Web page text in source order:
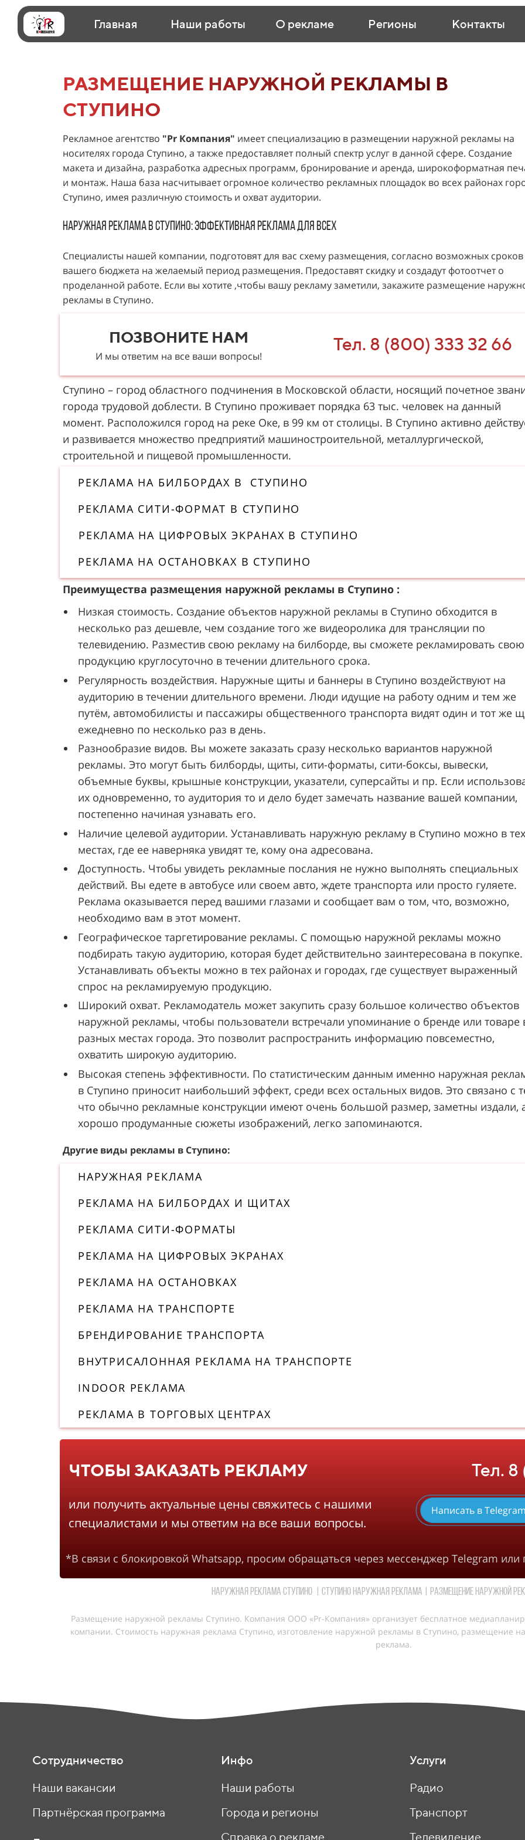
Главная Наши работы О рекламе Регионы Контакты
РАЗМЕЩЕНИЕ НАРУЖНОЙ РЕКЛАМЫ В
СТУПИНО
Рекламное агентство "Pr Компания" имеет специализацию в размещении наружной рекламы на
носителях города Ступино, а также предоставляет полный спектр услуг в данной сфере. Создание
макета и дизайна, разработка адресных программ, бронирование и аренда, широкоформатная
и монтаж. Наша база насчитывает огромное количество рекламных площадок во всех районах
Ступино, имея различную стоимость и охват аудитории.
Наружная реклама в Ступино: эффективная реклама для всех
Специалисты нашей компании, подготовят для вас схему размещения, согласно возможных
вашего бюджета на желаемый период размещения. Предоставят скидку и создадут фотоотчет о
проделанной работе. Если вы хотите ,чтобы вашу рекламу заметили, закажите размещение
рекламы в Ступино.
ПОЗВОНИТЕ НАМ
И мы ответим на все ваши вопросы!
Тел. 8 (800) 333 32 66
Ступино – город областного подчинения в Московской области, носящий почетное
города трудовой доблести. В Ступино проживает порядка 63 тыс. человек на данный
момент. Расположился город на реке Оке, в 99 км от столицы. В Ступино активно
и развивается множество предприятий машиностроительной, металлургической,
строительной и пищевой промышленности.
РЕКЛАМА НА БИЛБОРДАХ В СТУПИНО
РЕКЛАМА СИТИ-ФОРМАТ В СТУПИНО
РЕКЛАМА НА ЦИФРОВЫХ ЭКРАНАХ В СТУПИНО
РЕКЛАМА НА ОСТАНОВКАХ В СТУПИНО
Преимущества размещения наружной рекламы в Ступино :
Низкая стоимость. Создание объектов наружной рекламы в Ступино обходится в
несколько раз дешевле, чем создание того же видеоролика для трансляции по
телевидению. Разместив свою рекламу на билборде, вы сможете рекламировать свою
продукцию круглосуточно в течении длительного срока.
Регулярность воздействия. Наружные щиты и баннеры в Ступино воздействуют на
аудиторию в течении длительного времени. Люди идущие на работу одним и тем же
путём, автомобилисты и пассажиры общественного транспорта видят один и тот же
ежедневно по несколько раз в день.
Разнообразие видов. Вы можете заказать сразу несколько вариантов наружной
рекламы. Это могут быть билборды, щиты, сити-форматы, сити-боксы, вывески,
объемные буквы, крышные конструкции, указатели, суперсайты и пр. Если
их одновременно, то аудитория то и дело будет замечать название вашей компании,
постепенно начиная узнавать его.
Наличие целевой аудитории. Устанавливать наружную рекламу в Ступино можно в тех
местах, где ее наверняка увидят те, кому она адресована.
Доступность. Чтобы увидеть рекламные послания не нужно выполнять специальных
действий. Вы едете в автобусе или своем авто, ждете транспорта или просто гуляете.
Реклама оказывается перед вашими глазами и сообщает вам о том, что, возможно,
необходимо вам в этот момент.
Географическое таргетирование рекламы. С помощью наружной рекламы можно
подбирать такую аудиторию, которая будет действительно заинтересована в покупке.
Устанавливать объекты можно в тех районах и городах, где существует выраженный
спрос на рекламируемую продукцию.
Широкий охват. Рекламодатель может закупить сразу большое количество объектов
наружной рекламы, чтобы пользователи встречали упоминание о бренде или товаре
разных местах города. Это позволит распространить информацию повсеместно,
охватить широкую аудиторию.
Высокая степень эффективности. По статистическим данным именно наружная
в Ступино приносит наибольший эффект, среди всех остальных видов. Это связано с
что обычно рекламные конструкции имеют очень большой размер, заметны издали,
хорошо продуманные сюжеты изображений, легко запоминаются.
Другие виды рекламы в Ступино:
НАРУЖНАЯ РЕКЛАМА
РЕКЛАМА НА БИЛБОРДАХ И ЩИТАХ
РЕКЛАМА СИТИ-ФОРМАТЫ
РЕКЛАМА НА ЦИФРОВЫХ ЭКРАНАХ
РЕКЛАМА НА ОСТАНОВКАХ
РЕКЛАМА НА ТРАНСПОРТЕ
БРЕНДИРОВАНИЕ ТРАНСПОРТА
ВНУТРИСАЛОННАЯ РЕКЛАМА НА ТРАНСПОРТЕ
INDOOR РЕКЛАМА
РЕКЛАМА В ТОРГОВЫХ ЦЕНТРАХ
ЧТОБЫ ЗАКАЗАТЬ РЕКЛАМУ
или получить актуальные цены свяжитесь с нашими
специалистами и мы ответим на все ваши вопросы.
Тел.
Написать в
*В связи с блокировкой Whatsapp, просим обращаться через мессенджер Telegram или
Наружная реклама Ступино | Ступино Наружная реклама | Размещение наружной
Размещение наружной рекламы Ступино. Компания ООО «Pr-Компания» организует бесплатное
компании. Cтоимость наружная реклама Ступино, изготовление наружной рекламы в Ступино, размещение
реклама.
Сотрудничество
Наши вакансии
Партнёрская программа
Инфо
Наши работы
Города и регионы
Справка о рекламе
Услуги
Радио
Транспорт
Телевидение